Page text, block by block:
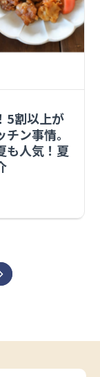
5割以上が
ン事情。
も人気！夏